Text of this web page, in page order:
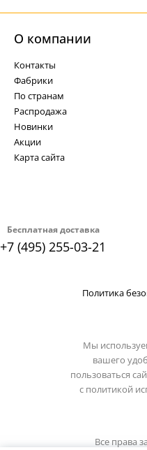
Бесплатная доставка
+7 (495) 255-03-21
О компании
Контакты
Фабрики
По странам
Распродажа
Новинки
Акции
Карта сайта
Политика
Мы
вашего
пользоваться
с политикой
Все права